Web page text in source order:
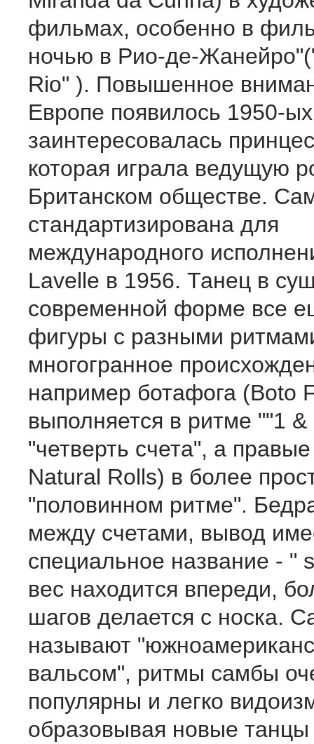
фильмах, особенно в
ночью в Рио-де-
Rio" ). Повышенное
Европе появилось 1950-
заинтересовалась
которая играла ведущую
Британском обществе.
стандартизирована для
международного
Lavelle в 1956. Танец в
современной форме все
фигуры с разными
многогранное
например ботафога (Boto
выполняется в ритме ""1 &
"четверть счета", а
Natural Rolls) в более
"половинном ритме".
между счетами, вывод
специальное название - "
вес находится впереди,
шагов делается с носка.
называют
вальсом", ритмы самбы
популярны и легко
образовывая новые